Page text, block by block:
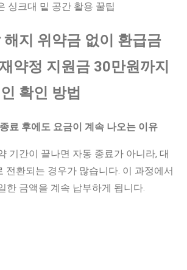
싱크대 밑 공간 활용 꿀팁
지 위약금 없이 환급금
약정 지원금 30만원까지
확인 방법
료 후에도 요금이 계속 나오는 이유
기간이 끝나면 자동 종료가 아니라, 대
전환되는 경우가 많습니다. 이 과정에서
한 금액을 계속 납부하게 됩니다.